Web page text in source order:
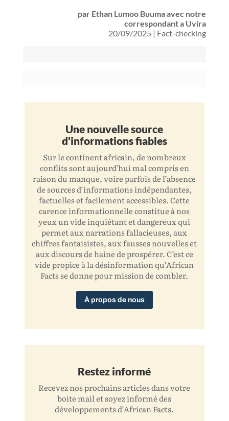
par Ethan Lumoo Buuma avec notre
correspondant a Uvira
20/09/2025 | Fact-checking
Une nouvelle source
d'informations fiables
Sur le continent africain, de nombreux
conflits sont aujourd’hui mal compris en
raison du manque, voire parfois de l’absence
de sources d’informations indépendantes,
factuelles et facilement accessibles. Cette
carence informationnelle constitue à nos
yeux un vide inquiétant et dangereux qui
permet aux narrations fallacieuses, aux
chiffres fantaisistes, aux fausses nouvelles et
aux discours de haine de prospérer. C’est ce
vide propice à la désinformation qu’African
Facts se donne pour mission de combler.
À propos de nous
Restez informé
Recevez nos prochains articles dans votre
boite mail et soyez informé des
développements d’African Facts.